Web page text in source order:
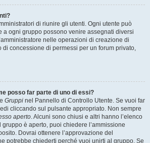
di riunire gli utenti. Ogni utente può
a ogni gruppo possono venire assegnati diversi
nelle operazioni di creazione di
di concessione di permessi per un forum privato,
posso far parte di uno di essi?
Gruppi nel Pannello di Controllo Utente. Se vuoi far
cliccando sul pulsante appropriato. Non sempre
aperto. Alcuni sono chiusi e altri hanno l’elenco
è aperto, puoi chiedere l’ammissione
Dovrai ottenere l’approvazione del
potrebbe chiederti perché vuoi unirti al gruppo. Se